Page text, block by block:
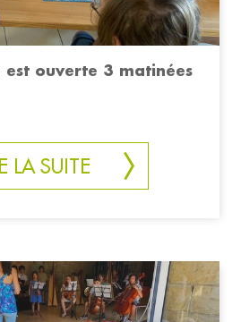
est ouverte 3 matinées
LA SUITE